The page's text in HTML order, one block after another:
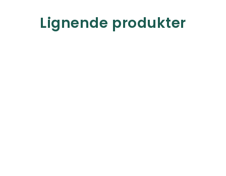
Lignende produkter